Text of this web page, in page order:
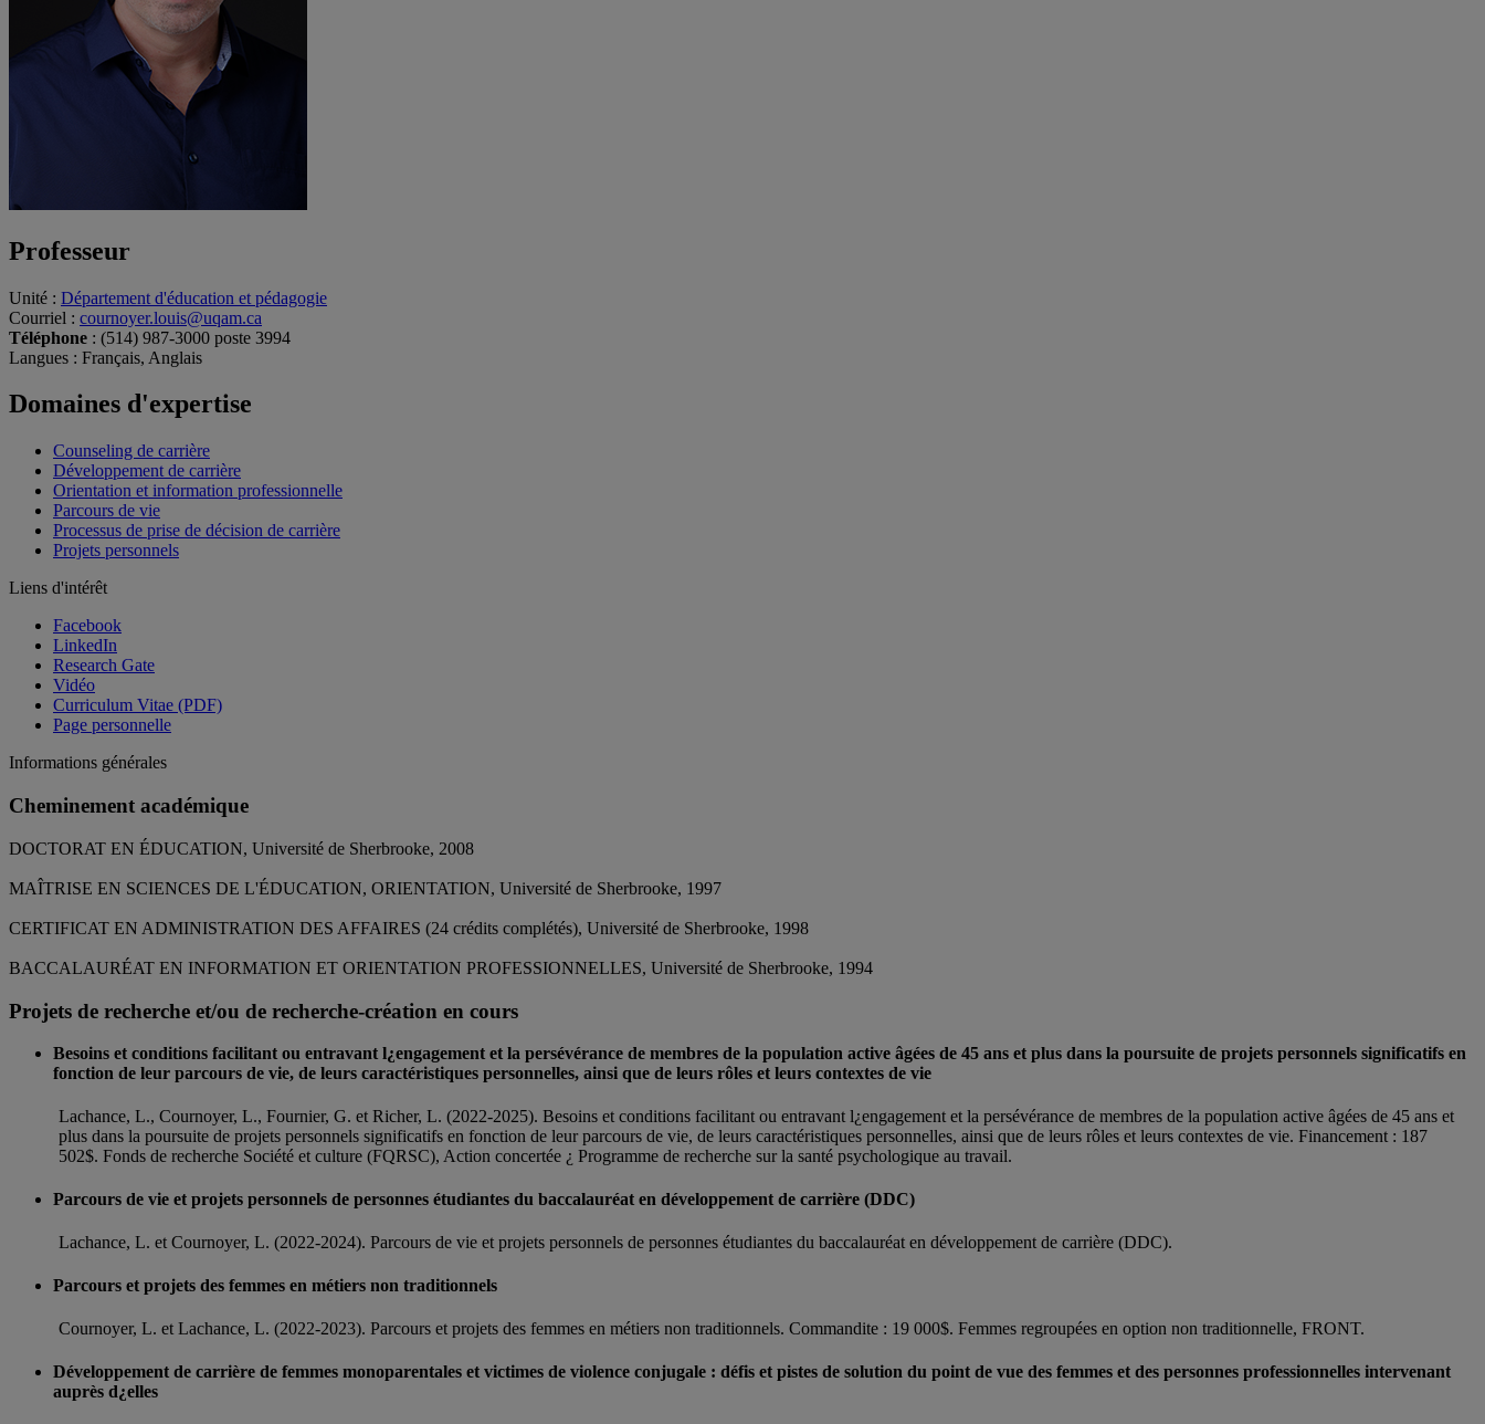
Professeur
Unité : Département d'éducation et pédagogie
Courriel : cournoyer.louis@uqam.ca
Téléphone : (514) 987-3000 poste 3994
Langues : Français, Anglais
Domaines d'expertise
Counseling de carrière
Développement de carrière
Orientation et information professionnelle
Parcours de vie
Processus de prise de décision de carrière
Projets personnels
Liens d'intérêt
Facebook
LinkedIn
Research Gate
Vidéo
Curriculum Vitae (PDF)
Page personnelle
Informations générales
Cheminement académique
DOCTORAT EN ÉDUCATION, Université de Sherbrooke, 2008
MAÎTRISE EN SCIENCES DE L'ÉDUCATION, ORIENTATION, Université de Sherbrooke, 1997
CERTIFICAT EN ADMINISTRATION DES AFFAIRES (24 crédits complétés), Université de Sherbrooke, 1998
BACCALAURÉAT EN INFORMATION ET ORIENTATION PROFESSIONNELLES, Université de Sherbrooke, 1994
Projets de recherche et/ou de recherche-création en cours
Besoins et conditions facilitant ou entravant l¿engagement et la persévérance de membres de la population active âgées de 45 ans et plus dans la poursuite de projets personnels significatifs en
fonction de leur parcours de vie, de leurs caractéristiques personnelles, ainsi que de leurs rôles et leurs contextes de vie
Lachance, L., Cournoyer, L., Fournier, G. et Richer, L. (2022-2025). Besoins et conditions facilitant ou entravant l¿engagement et la persévérance de membres de la population active âgées de 45 ans et
plus dans la poursuite de projets personnels significatifs en fonction de leur parcours de vie, de leurs caractéristiques personnelles, ainsi que de leurs rôles et leurs contextes de vie. Financement : 187
502$. Fonds de recherche Société et culture (FQRSC), Action concertée ¿ Programme de recherche sur la santé psychologique au travail.
Parcours de vie et projets personnels de personnes étudiantes du baccalauréat en développement de carrière (DDC)
Lachance, L. et Cournoyer, L. (2022-2024). Parcours de vie et projets personnels de personnes étudiantes du baccalauréat en développement de carrière (DDC).
Parcours et projets des femmes en métiers non traditionnels
Cournoyer, L. et Lachance, L. (2022-2023). Parcours et projets des femmes en métiers non traditionnels. Commandite : 19 000$. Femmes regroupées en option non traditionnelle, FRONT.
Développement de carrière de femmes monoparentales et victimes de violence conjugale : défis et pistes de solution du point de vue des femmes et des personnes professionnelles intervenant
auprès d¿elles